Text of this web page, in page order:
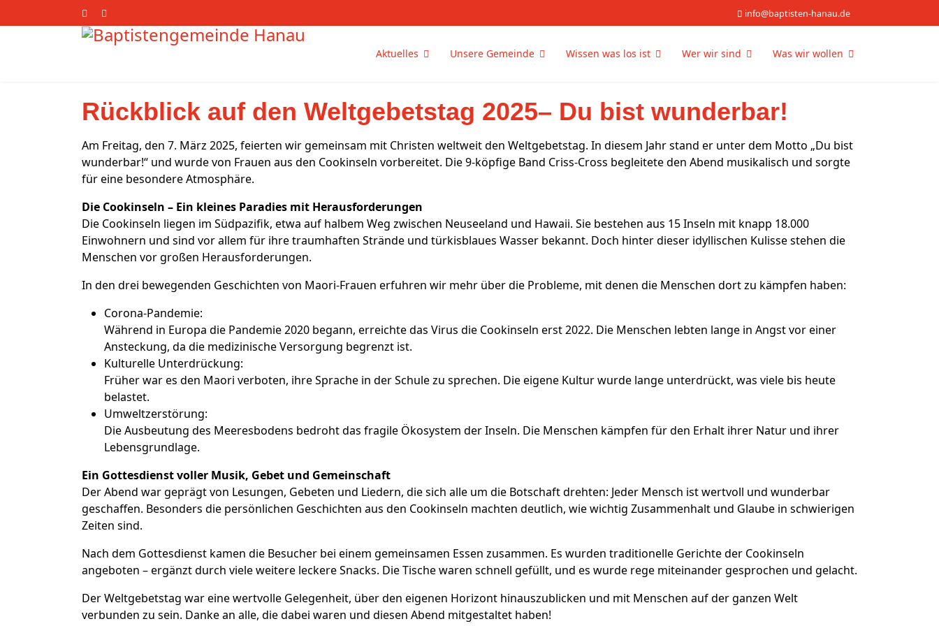
info@baptisten-hanau.de
Aktuelles Unsere Gemeinde Wissen was los ist Wer wir sind Was wir wollen
Rückblick auf den Weltgebetstag 2025– Du bist wunderbar!
Am Freitag, den 7. März 2025, feierten wir gemeinsam mit Christen weltweit den Weltgebetstag. In diesem Jahr stand er unter dem Motto „Du bist
wunderbar!“ und wurde von Frauen aus den Cookinseln vorbereitet. Die 9-köpfige Band Criss-Cross begleitete den Abend musikalisch und sorgte
für eine besondere Atmosphäre.
Die Cookinseln – Ein kleines Paradies mit Herausforderungen
Die Cookinseln liegen im Südpazifik, etwa auf halbem Weg zwischen Neuseeland und Hawaii. Sie bestehen aus 15 Inseln mit knapp 18.000
Einwohnern und sind vor allem für ihre traumhaften Strände und türkisblaues Wasser bekannt. Doch hinter dieser idyllischen Kulisse stehen die
Menschen vor großen Herausforderungen.
In den drei bewegenden Geschichten von Maori-Frauen erfuhren wir mehr über die Probleme, mit denen die Menschen dort zu kämpfen haben:
Corona-Pandemie:
Während in Europa die Pandemie 2020 begann, erreichte das Virus die Cookinseln erst 2022. Die Menschen lebten lange in Angst vor einer
Ansteckung, da die medizinische Versorgung begrenzt ist.
Kulturelle Unterdrückung:
Früher war es den Maori verboten, ihre Sprache in der Schule zu sprechen. Die eigene Kultur wurde lange unterdrückt, was viele bis heute
belastet.
Umweltzerstörung:
Die Ausbeutung des Meeresbodens bedroht das fragile Ökosystem der Inseln. Die Menschen kämpfen für den Erhalt ihrer Natur und ihrer
Lebensgrundlage.
Ein Gottesdienst voller Musik, Gebet und Gemeinschaft
Der Abend war geprägt von Lesungen, Gebeten und Liedern, die sich alle um die Botschaft drehten: Jeder Mensch ist wertvoll und wunderbar
geschaffen. Besonders die persönlichen Geschichten aus den Cookinseln machten deutlich, wie wichtig Zusammenhalt und Glaube in schwierigen
Zeiten sind.
Nach dem Gottesdienst kamen die Besucher bei einem gemeinsamen Essen zusammen. Es wurden traditionelle Gerichte der Cookinseln
angeboten – ergänzt durch viele weitere leckere Snacks. Die Tische waren schnell gefüllt, und es wurde rege miteinander gesprochen und gelacht.
Der Weltgebetstag war eine wertvolle Gelegenheit, über den eigenen Horizont hinauszublicken und mit Menschen auf der ganzen Welt
verbunden zu sein. Danke an alle, die dabei waren und diesen Abend mitgestaltet haben!